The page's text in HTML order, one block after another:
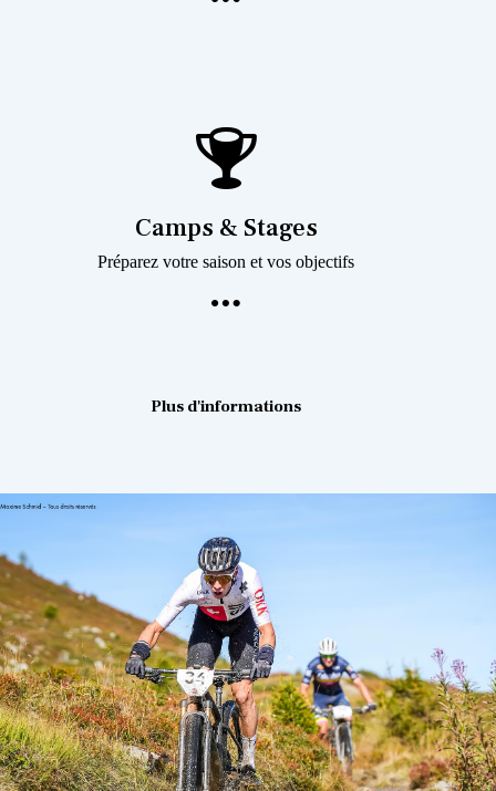
Camps & Stages
Préparez votre saison et vos objectifs
Plus d'informations